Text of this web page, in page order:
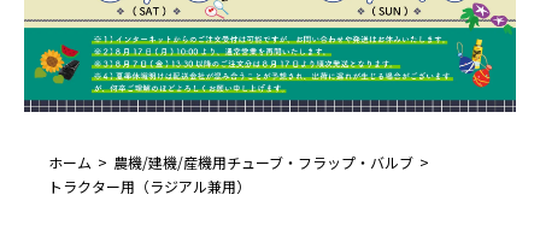
ホーム
農機/建機/産機用チューブ・フラップ・バルブ
トラクター用（ラジアル兼用）